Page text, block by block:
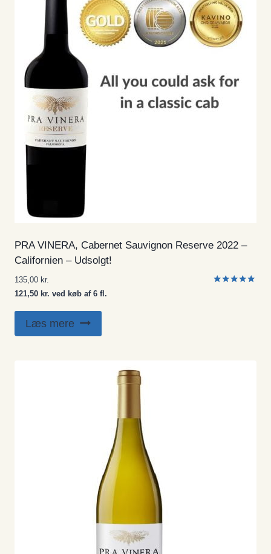
PRA VINERA, Cabernet Sauvignon Reserve 2022 –
Californien – Udsolgt!
135,00 kr.
121,50 kr. ved køb af 6 fl.
Læs mere